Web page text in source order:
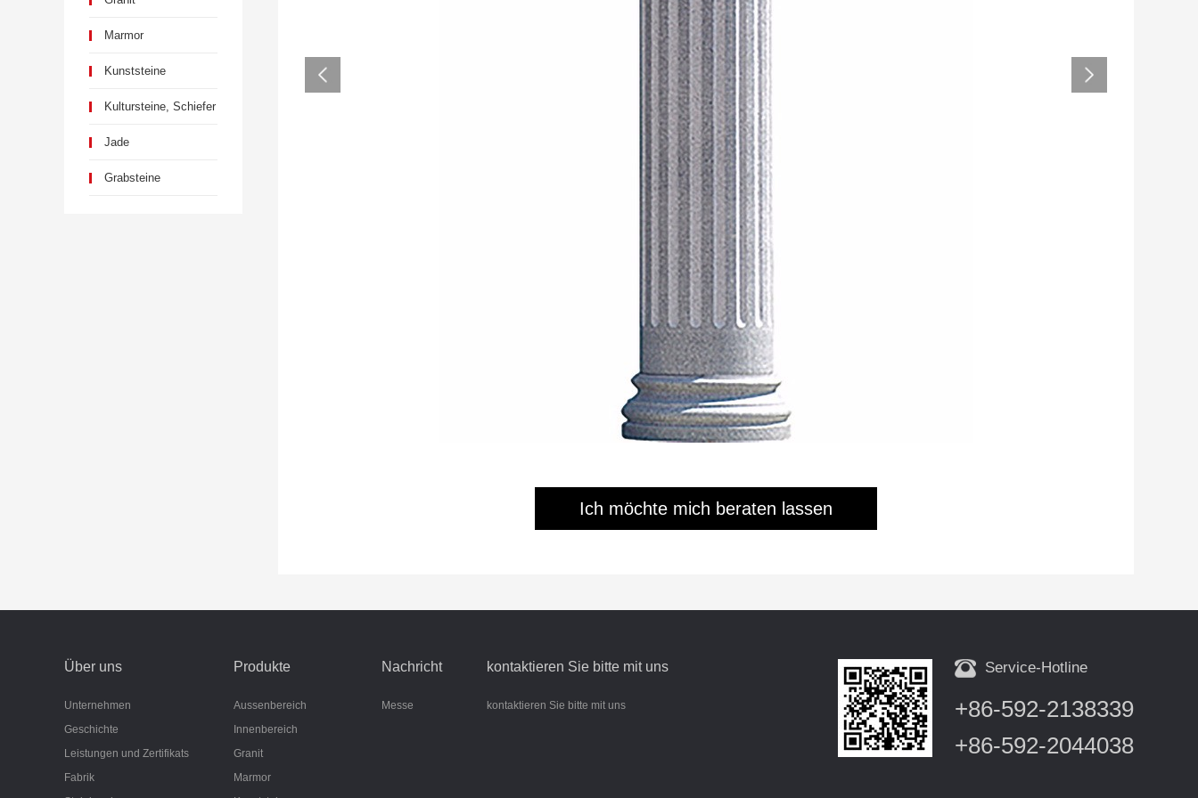
Marmor
Kunststeine
Kultursteine, Schiefer
Jade
Grabsteine
Ich möchte mich beraten lassen
Über uns
Unternehmen
Geschichte
Leistungen und Zertifikats
Fabrik
Produkte
Aussenbereich
Innenbereich
Granit
Marmor
Nachricht
Messe
kontaktieren Sie bitte mit uns
kontaktieren Sie bitte mit uns
Service-Hotline
+86-592-2138339
+86-592-2044038